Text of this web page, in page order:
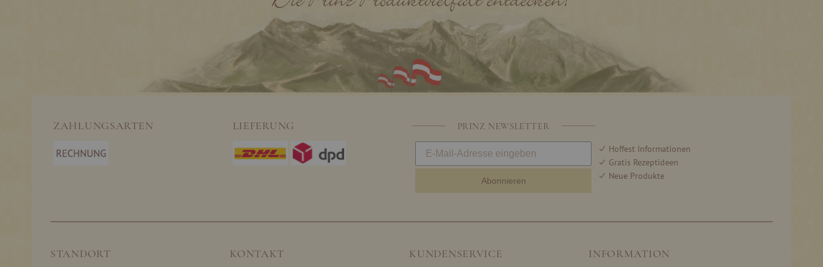
ZAHLUNGSARTEN LIEFERUNG PRINZ NEWSLETTER
Abonnieren
Hoffest Informationen
Gratis Rezeptideen
Neue Produkte
STANDORT KONTAKT KUNDENSERVICE INFORMATION